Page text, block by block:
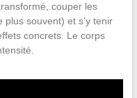
couper les
souvent) et s’y tenir
concrets. Le corps